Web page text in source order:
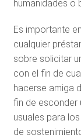
humanidades o
Es importante
cualquier
sobre solicitar
con el fin de
hacerse amiga
fin de esconder
usuales para
de